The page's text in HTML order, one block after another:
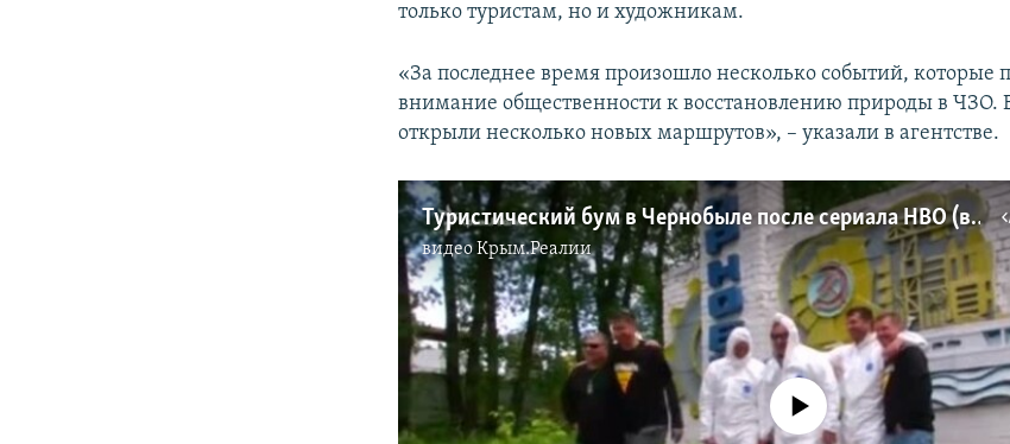
только туристам, но и художникам.
«За последнее время произошло несколько событий, которые
внимание общественности к восстановлению природы в ЧЗО.
открыли несколько новых маршрутов», – указали в агентстве.
Туристический бум в Чернобыле после сериала HBO (видео)
видеоКрым.Реалии
No media source currently available